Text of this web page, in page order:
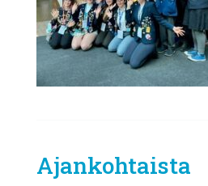
Ajankohtaista